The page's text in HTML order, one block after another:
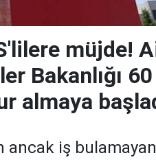
müjde!
Bakanlığı
almaya
ancak iş